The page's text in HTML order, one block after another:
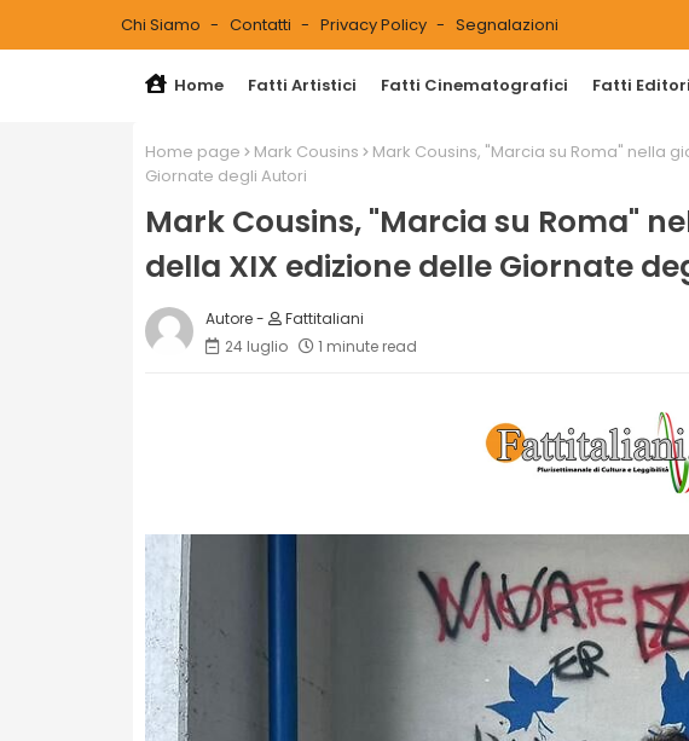
Chi Siamo Contatti Privacy Policy Segnalazioni
Home Fatti Artistici Fatti Cinematografici Fatti
Home page Mark Cousins
Mark Cousins, "Marcia su Roma" nella
Giornate degli Autori
Mark Cousins, "Marcia su Roma"
della XIX edizione delle Giornate
Fattitaliani
24 luglio
1 minute read